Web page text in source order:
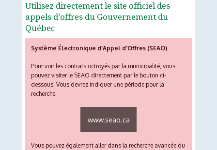
Utilisez directement le site officiel des
appels d’offres du Gouvernement du
Québec
Système Électronique d'Appel d'Offres (SEAO)
Pour voir les contrats octroyés par la municipalité, vous
pouvez visiter le SEAO directement par le bouton ci-
dessous. Vous devrez indiquer une période pour la
recherche.
www.seao.ca
Vous pouvez également aller dans la recherche avancée du